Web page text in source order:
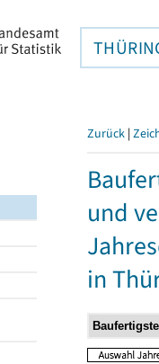
Zurück |
und
in